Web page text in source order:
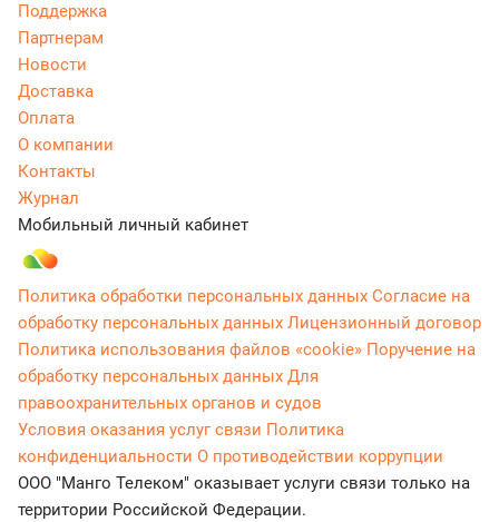
Поддержка
Партнерам
Новости
Доставка
Оплата
О компании
Контакты
Журнал
Мобильный личный кабинет
Политика обработки персональных данных Согласие на
обработку персональных данных Лицензионный договор
Политика использования файлов «cookie» Поручение на
обработку персональных данных Для
правоохранительных органов и судов
Условия оказания услуг связи Политика
конфиденциальности О противодействии коррупции
ООО "Манго Телеком" оказывает услуги связи только на
территории Российской Федерации.